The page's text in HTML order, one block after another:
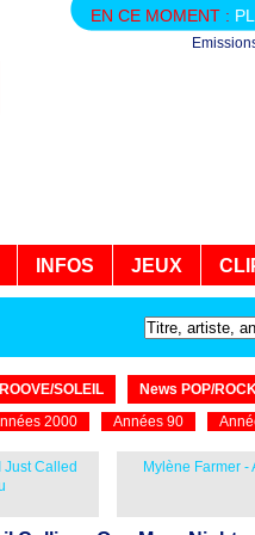
EN CE MOMENT :
INFOS JEUX
SOLEIL
News POP/
2000 Années 90
Just Called
Mylène Farmer -